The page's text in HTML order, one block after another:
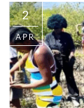
2
APR